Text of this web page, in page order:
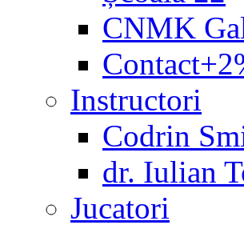
CNMK
Instructori
Codrin
dr. Iulian
Jucatori